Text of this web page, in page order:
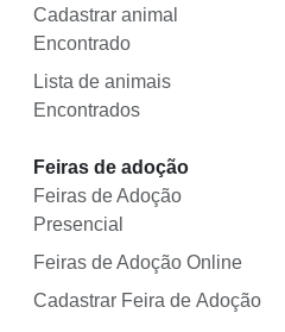
Cadastrar animal
Encontrado
Lista de animais
Encontrados
Feiras de adoção
Feiras de Adoção
Presencial
Feiras de Adoção Online
Cadastrar Feira de Adoção